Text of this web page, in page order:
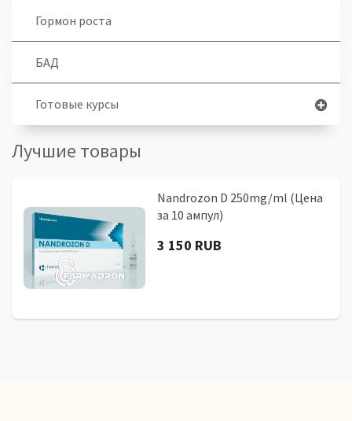
Гормон роста
БАД
Готовые курсы
Лучшие товары
Nandrozon D 250mg/ml (Цена
за 10 ампул)
3 150 RUB